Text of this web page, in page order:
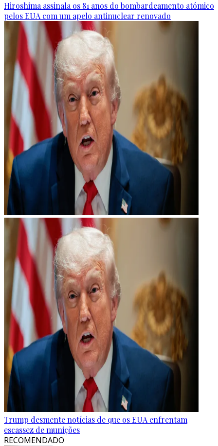
Hiroshima assinala os 81 anos do bombardeamento atómico
pelos EUA com um apelo antinuclear renovado
Trump desmente notícias de que os EUA enfrentam
escassez de munições
RECOMENDADO